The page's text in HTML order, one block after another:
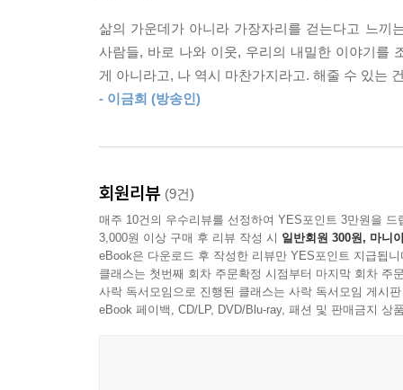
이었다고, 사랑을 믿고, 사랑을 노래할 줄 아는 사
---「빗방울 하나 마른잎을 두드리네, p.253」중에
아무 기미도 내보이지 않았는데 일박을 당일치기
나는 어떤 사람인가?
열 개의 질문들, 그 질문이 불러일으킨 강화된 기
주보이는 자리였고 벚나무 아래였다. 아직은 학교
---「절차, p.296」중에서
염려였을지도 모른다. 소설집에서 반복해 등장하
조용한 충돌은 “월화수목금토일 남은 날들”에
갑작스러운 긴장은 『반대편 사람 주의』의 인
필요하다는 진실을 조경란은 그려내는 것이다.
사람은 자신을 한번 돌아보게 된다.”
『반대편 사람 주의』에 등장하는 인물들의 또
고작 살아가는 일이, 생활을 꾸리는 것이 녹록지
해결하기 위해 자신을 괴롭혔던 선생님을 찾아
미용에게 마음을 쓰고 있다. “외로운 사람은 자
삶의 가운데가 아니라 가장자리를 걷는다고 느끼
사람들, 바로 나와 이웃, 우리의 내밀한 이야기를
게 아니라고, 나 역시 마찬가지라고. 해줄 수 있는
- 이금희 (방송인)
회원리뷰 (9건)
매주 10건의 우수리뷰를 선정하여 YES포인트 3만원을 드
3,000원 이상 구매 후 리뷰 작성 시 일반회원 300원, 마니
eBook은 다운로드 후 작성한 리뷰만 YES포인트 지급됩니
클래스는 첫번째 회차 주문확정 시점부터 마지막 회차 주
사락 독서모임으로 진행된 클래스는 사락 독서모임 게시
eBook 페이백, CD/LP, DVD/Blu-ray, 패션 및 판매금지 상